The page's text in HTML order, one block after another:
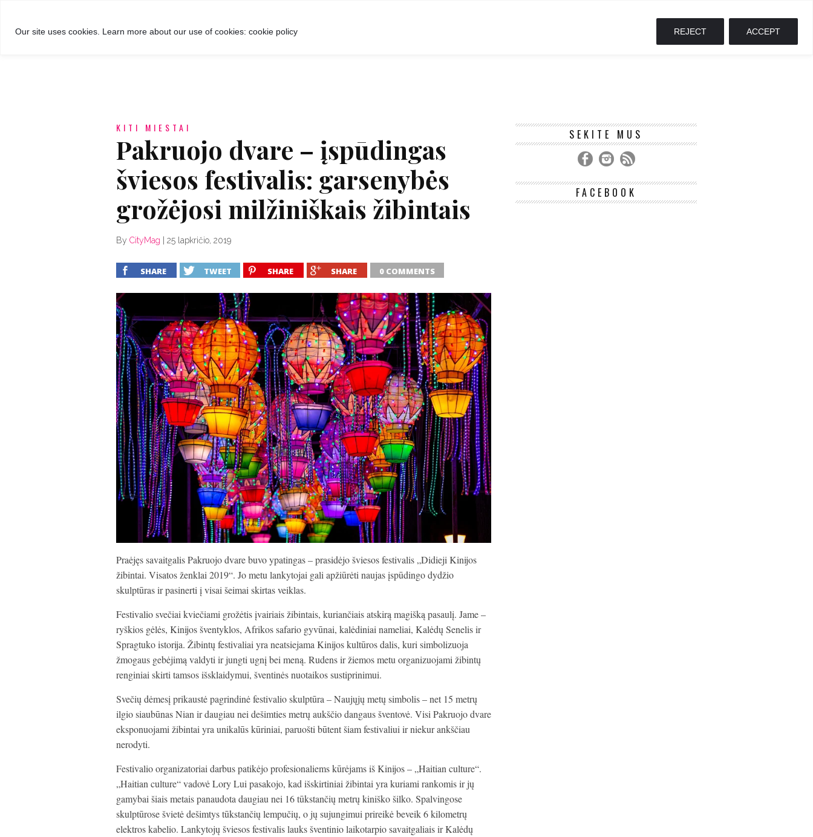
Our site uses cookies. Learn more about our use of cookies: cookie policy REJECT ACCEPT
KITI MIESTAI
Pakruojo dvare – įspūdingas
šviesos festivalis: garsenybės
grožėjosi milžiniškais žibintais
By CityMag 25 lapkričio, 2019
SHARE TWEET SHARE SHARE 0 COMMENTS
Praėjęs savaitgalis Pakruojo dvare buvo ypatingas – prasidėjo šviesos festivalis „Didieji Kinijos
žibintai. Visatos ženklai 2019“. Jo metu lankytojai gali apžiūrėti naujas įspūdingo dydžio
skulptūras ir pasinerti į visai šeimai skirtas veiklas.
Festivalio svečiai kviečiami grožėtis įvairiais žibintais, kuriančiais atskirą magišką pasaulį. Jame –
ryškios gėlės, Kinijos šventyklos, Afrikos safario gyvūnai, kalėdiniai nameliai, Kalėdų Senelis ir
Spragtuko istorija. Žibintų festivaliai yra neatsiejama Kinijos kultūros dalis, kuri simbolizuoja
žmogaus gebėjimą valdyti ir jungti ugnį bei meną. Rudens ir žiemos metu organizuojami žibintų
renginiai skirti tamsos išsklaidymui, šventinės nuotaikos sustiprinimui.
Svečių dėmesį prikaustė pagrindinė festivalio skulptūra – Naujųjų metų simbolis – net 15 metrų
ilgio siaubūnas Nian ir daugiau nei dešimties metrų aukščio dangaus šventovė. Visi Pakruojo dvare
eksponuojami žibintai yra unikalūs kūriniai, paruošti būtent šiam festivaliui ir niekur ankščiau
nerodyti.
Festivalio organizatoriai darbus patikėjo profesionaliems kūrėjams iš Kinijos – „Haitian culture“.
„Haitian culture“ vadovė Lory Lui pasakojo, kad išskirtiniai žibintai yra kuriami rankomis ir jų
gamybai šiais metais panaudota daugiau nei 16 tūkstančių metrų kiniško šilko. Spalvingose
skulptūrose švietė dešimtys tūkstančių lempučių, o jų sujungimui prireikė beveik 6 kilometrų
elektros kabelio. Lankytojų šviesos festivalis lauks šventinio laikotarpio savaitgaliais ir Kalėdų
SEKITE MUS
FACEBOOK